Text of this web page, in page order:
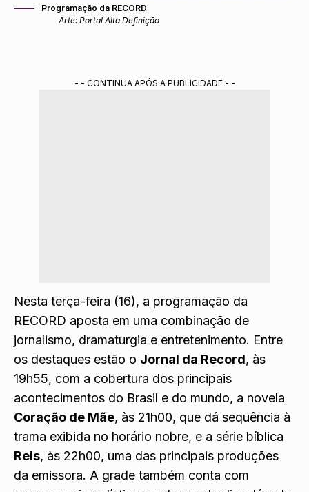
Programação da RECORD
Arte: Portal Alta Definição
- - CONTINUA APÓS A PUBLICIDADE - -
Nesta terça-feira (16), a programação da
RECORD aposta em uma combinação de
jornalismo, dramaturgia e entretenimento. Entre
os destaques estão o Jornal da Record, às
19h55, com a cobertura dos principais
acontecimentos do Brasil e do mundo, a novela
Coração de Mãe, às 21h00, que dá sequência à
trama exibida no horário nobre, e a série bíblica
Reis, às 22h00, uma das principais produções
da emissora. A grade também conta com